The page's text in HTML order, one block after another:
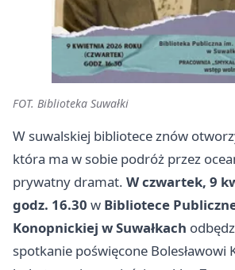
FOT. Biblioteka Suwałki
W suwalskiej bibliotece znów
która ma w sobie podróż przez
prywatny dramat. W czwartek, 9
godz. 16.30 w Bibliotece
Konopnickiej w Suwałkach
spotkanie poświęcone Bolesławowi